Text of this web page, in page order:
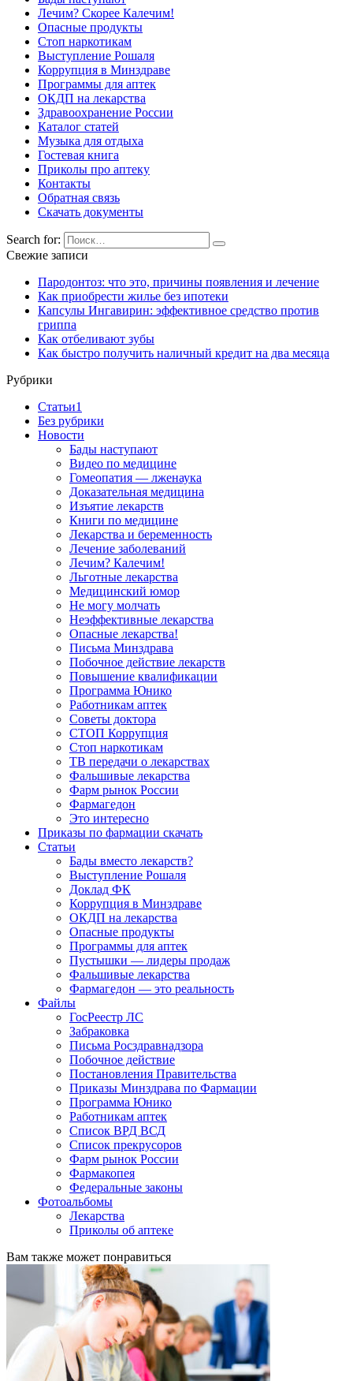
Лечим? Скорее Калечим!
Опасные продукты
Стоп наркотикам
Выступление Рошаля
Коррупция в Минздраве
Программы для аптек
ОКДП на лекарства
Здравоохранение России
Каталог статей
Музыка для отдыха
Гостевая книга
Приколы про аптеку
Контакты
Обратная связь
Скачать документы
Search for:
Свежие записи
Пародонтоз: что это, причины появления и лечение
Как приобрести жилье без ипотеки
Капсулы Ингавирин: эффективное средство против
гриппа
Как отбеливают зубы
Как быстро получить наличный кредит на два месяца
Рубрики
Cтатьи1
Без рубрики
Новости
Бады наступают
Видео по медицине
Гомеопатия — лженаука
Доказательная медицина
Изъятие лекарств
Книги по медицине
Лекарства и беременность
Лечение заболеваний
Лечим? Калечим!
Льготные лекарства
Медицинский юмор
Не могу молчать
Неэффективные лекарства
Опасные лекарства!
Письма Минздрава
Побочное действие лекарств
Повышение квалификации
Программа Юнико
Работникам аптек
Советы доктора
СТОП Коррупция
Стоп наркотикам
ТВ передачи о лекарствах
Фальшивые лекарства
Фарм рынок России
Фармагедон
Это интересно
Приказы по фармации скачать
Статьи
Бады вместо лекарств?
Выступление Рошаля
Доклад ФК
Коррупция в Минздраве
ОКДП на лекарства
Опасные продукты
Программы для аптек
Пустышки — лидеры продаж
Фальшивые лекарства
Фармагедон — это реальность
Файлы
ГосРеестр ЛС
Забраковка
Письма Росздравнадзора
Побочное действие
Постановления Правительства
Приказы Минздрава по Фармации
Программа Юнико
Работникам аптек
Список ВРД ВСД
Список прекрусоров
Фарм рынок России
Фармакопея
Федеральные законы
Фотоальбомы
Лекарства
Приколы об аптеке
Вам также может понравиться